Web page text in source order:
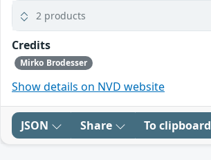
2 products
Credits
Mirko Brodesser
Show details on NVD website
JSON Share To clipboard